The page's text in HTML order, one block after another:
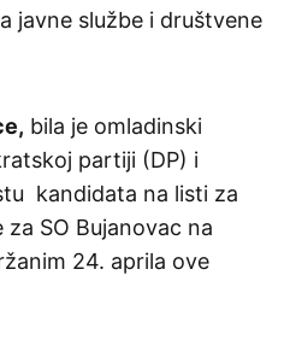
javne službe i društvene
bila je omladinski
partiji (DP) i
kandidata na listi za
SO Bujanovac na
24. aprila ove